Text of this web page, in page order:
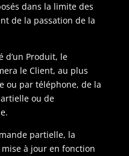
dans la limite des
de la passation de la
d’un Produit, le
le Client, au plus
ou par téléphone, de la
ou de
partielle, la
à jour en fonction